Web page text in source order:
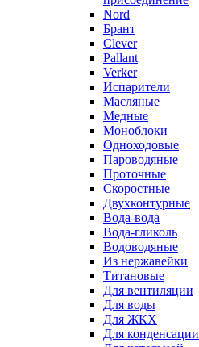
Nord
Брант
Clever
Pallant
Verker
Испарители
Масляные
Медные
Моноблоки
Одноходовые
Пароводяные
Проточные
Скоростные
Двухконтурные
Вода-вода
Вода-гликоль
Водоводяные
Из нержавейки
Титановые
Для вентиляции
Для воды
Для ЖКХ
Для конденсации